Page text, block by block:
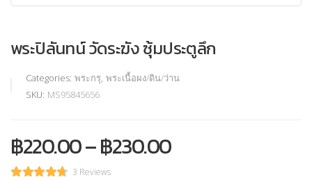
พระปิลันทน์ วัดระฆัง ซุ้มประตูลึก
Categories: พระกรุ, พระเนื้อผง/ดิน/ว่าน
SKU: MS95845656
฿220.00–฿230.00
3 Reviews